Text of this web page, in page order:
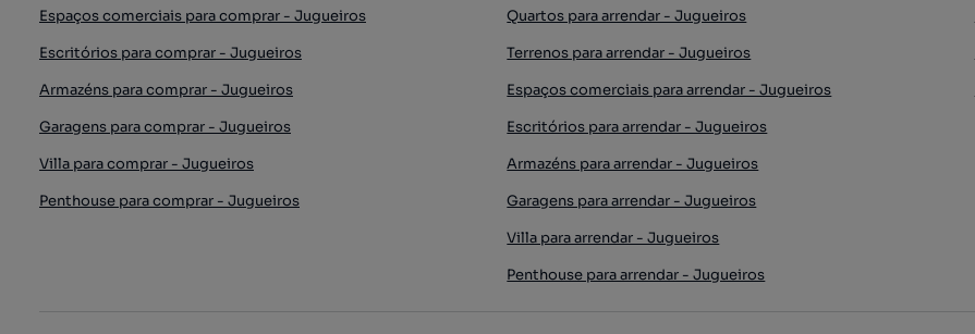
Espaços comerciais para comprar - Jugueiros
Escritórios para comprar - Jugueiros
Armazéns para comprar - Jugueiros
Garagens para comprar - Jugueiros
Villa para comprar - Jugueiros
Penthouse para comprar - Jugueiros
Quartos para arrendar - Jugueiros
Terrenos para arrendar - Jugueiros
Espaços comerciais para arrendar - Jugueiros
Escritórios para arrendar - Jugueiros
Armazéns para arrendar - Jugueiros
Garagens para arrendar - Jugueiros
Villa para arrendar - Jugueiros
Penthouse para arrendar - Jugueiros